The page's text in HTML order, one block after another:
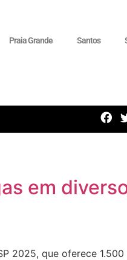
Praia Grande Santos
em
2025, que oferece 1.500